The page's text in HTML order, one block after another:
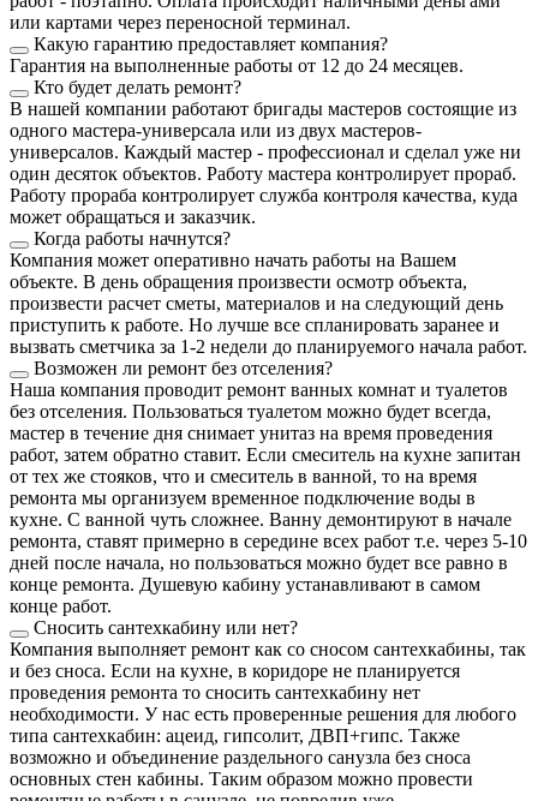
или картами через переносной терминал.
Какую гарантию предоставляет компания?
Гарантия на выполненные работы от 12 до 24 месяцев.
Кто будет делать ремонт?
В нашей компании работают бригады мастеров состоящие из
одного мастера-универсала или из двух мастеров-
универсалов. Каждый мастер - профессионал и сделал уже ни
один десяток объектов. Работу мастера контролирует прораб.
Работу прораба контролирует служба контроля качества, куда
может обращаться и заказчик.
Когда работы начнутся?
Компания может оперативно начать работы на Вашем
объекте. В день обращения произвести осмотр объекта,
произвести расчет сметы, материалов и на следующий день
приступить к работе. Но лучше все спланировать заранее и
вызвать сметчика за 1-2 недели до планируемого начала работ.
Возможен ли ремонт без отселения?
Наша компания проводит ремонт ванных комнат и туалетов
без отселения. Пользоваться туалетом можно будет всегда,
мастер в течение дня снимает унитаз на время проведения
работ, затем обратно ставит. Если смеситель на кухне запитан
от тех же стояков, что и смеситель в ванной, то на время
ремонта мы организуем временное подключение воды в
кухне. С ванной чуть сложнее. Ванну демонтируют в начале
ремонта, ставят примерно в середине всех работ т.е. через 5-10
дней после начала, но пользоваться можно будет все равно в
конце ремонта. Душевую кабину устанавливают в самом
конце работ.
Сносить сантехкабину или нет?
Компания выполняет ремонт как со сносом сантехкабины, так
и без сноса. Если на кухне, в коридоре не планируется
проведения ремонта то сносить сантехкабину нет
необходимости. У нас есть проверенные решения для любого
типа сантехкабин: ацеид, гипсолит, ДВП+гипс. Также
возможно и объединение раздельного санузла без сноса
основных стен кабины. Таким образом можно провести